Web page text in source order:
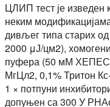
ЦЛИП тест је изведен
неким
дивљег типа старих
2000 μЈ/цм2),
пуфера (50 мМ
МгЦл2, 0,1% Тритон
1 × потпуни
допуњен са 300 У